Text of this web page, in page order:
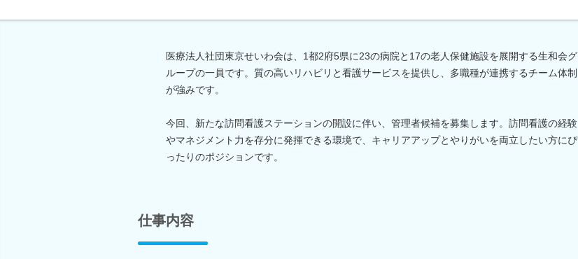
医療法人社団東京せいわ会は、1都2府5県に23の病院と17の老人保健施設を展開する生和会グ
ループの一員です。質の高いリハビリと看護サービスを提供し、多職種が連携するチーム体制
が強みです。
今回、新たな訪問看護ステーションの開設に伴い、管理者候補を募集します。訪問看護の経験
やマネジメント力を存分に発揮できる環境で、キャリアアップとやりがいを両立したい方にぴ
ったりのポジションです。
仕事内容